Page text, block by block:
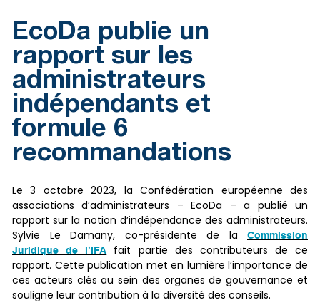
EcoDa publie un
rapport sur les
administrateurs
indépendants et
formule 6
recommandations
Le 3 octobre 2023, la Confédération européenne des
associations d’administrateurs – EcoDa – a publié un
rapport sur la notion d’indépendance des administrateurs.
Sylvie Le Damany, co-présidente de la
Commission
Juridique de l’IFAfait partie des contributeurs de ce
rapport. Cette publication met en lumière l’importance de
ces acteurs clés au sein des organes de gouvernance et
souligne leur contribution à la diversité des conseils.